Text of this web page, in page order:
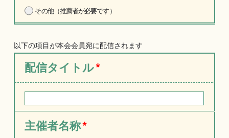
その他（推薦者が必要です）
以下の項目が本会会員宛に配信されます
配信タイトル*
主催者名称*